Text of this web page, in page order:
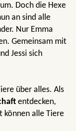
Doch die Hexe
an sind alle
Nur Emma
Gemeinsam mit
Jessi sich
über alles. Als
entdecken,
können alle Tiere